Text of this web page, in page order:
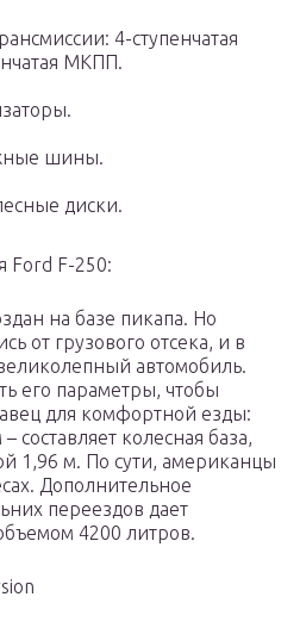
4-ступенчатая
МКПП.
шины.
диски.
Ford F-250:
на базе пикапа. Но
от грузового отсека, и в
автомобиль.
его параметры, чтобы
для комфортной езды:
составляет колесная база,
1,96 м. По сути, американцы
Дополнительное
переездов дает
4200 литров.